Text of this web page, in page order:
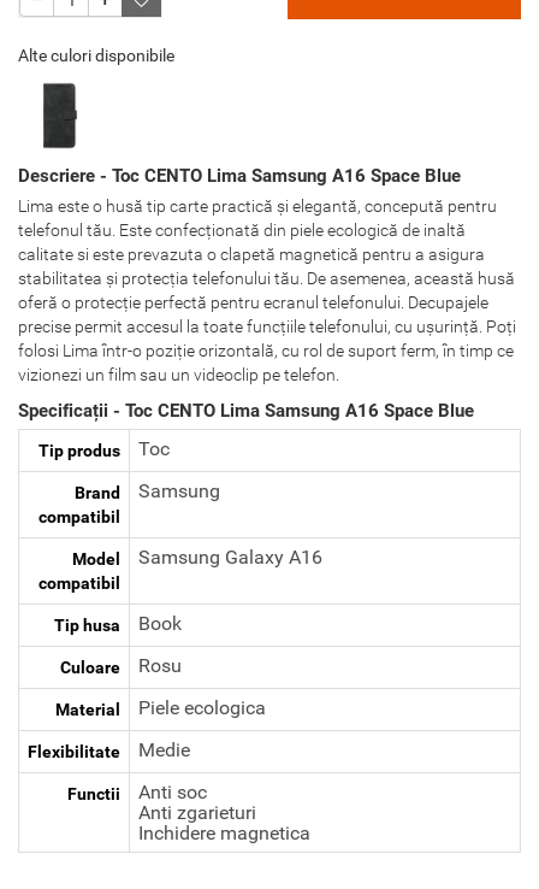
Alte culori disponibile
Descriere - Toc CENTO Lima Samsung A16 Space Blue
Lima este o husă tip carte practică și elegantă, concepută pentru
telefonul tău. Este confecționată din piele ecologică de inaltă
calitate si este prevazuta o clapetă magnetică pentru a asigura
stabilitatea și protecția telefonului tău. De asemenea, această husă
oferă o protecție perfectă pentru ecranul telefonului. Decupajele
precise permit accesul la toate funcțiile telefonului, cu ușurință. Poți
folosi Lima într-o poziție orizontală, cu rol de suport ferm, în timp ce
vizionezi un film sau un videoclip pe telefon.
Specificații - Toc CENTO Lima Samsung A16 Space Blue
Tip produs Toc
Brand
compatibil
Samsung
Model
compatibil
Samsung Galaxy A16
Tip husa Book
Culoare Rosu
Material Piele ecologica
Flexibilitate Medie
Functii
Anti soc
Anti zgarieturi
Inchidere magnetica